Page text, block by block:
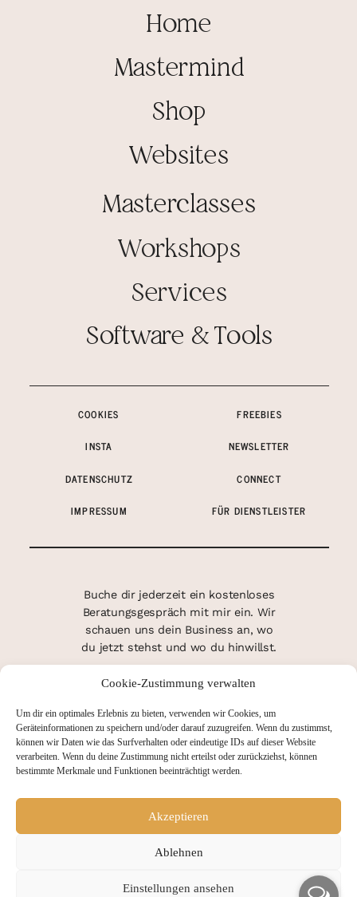
Cookie-Zustimmung verwalten
Um dir ein optimales Erlebnis zu bieten, verwenden wir Cookies, um
Geräteinformationen zu speichern und/oder darauf zuzugreifen. Wenn du zustimmst,
können wir Daten wie das Surfverhalten oder eindeutige IDs auf dieser Website
verarbeiten. Wenn du deine Zustimmung nicht erteilst oder zurückziehst, können
bestimmte Merkmale und Funktionen beeinträchtigt werden.
Akzeptieren
Ablehnen
Einstellungen ansehen
Masterclasses
Home
Workshops
Mastermind
Services
Shop
Software & Tools
Websites
Buche dir jederzeit ein kostenloses
Beratungsgespräch mit mir ein. Wir
schauen uns dein Business an, wo
du jetzt stehst und wo du hinwillst.
NEWSLETTER
IMPRESSUM
CONNECT
COOKIES
INSTA
FREEBIES
FÜR DIENSTLEISTER
DATENSCHUTZ